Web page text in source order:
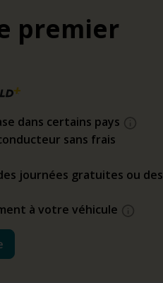
premier
dans certains pays
sans frais
journées gratuites ou des
à votre véhicule